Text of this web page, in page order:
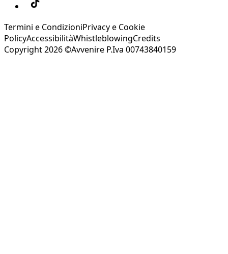
Termini e CondizioniPrivacy e Cookie
PolicyAccessibilitàWhistleblowingCredits
Copyright 2026 ©Avvenire P.Iva 00743840159